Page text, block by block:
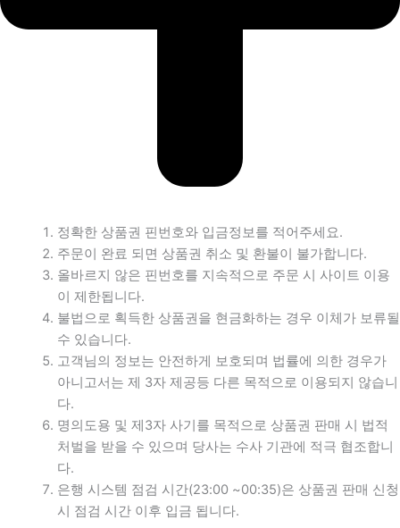
정확한 상품권 핀번호와 입금정보를 적어주세요.
주문이 완료 되면 상품권 취소 및 환불이 불가합니다.
올바르지 않은 핀번호를 지속적으로 주문 시 사이트 이용
이 제한됩니다.
불법으로 획득한 상품권을 현금화하는 경우 이체가 보류될
수 있습니다.
고객님의 정보는 안전하게 보호되며 법률에 의한 경우가
아니고서는 제 3자 제공등 다른 목적으로 이용되지 않습니
다.
명의도용 및 제3자 사기를 목적으로 상품권 판매 시 법적
처벌을 받을 수 있으며 당사는 수사 기관에 적극 협조합니
다.
은행 시스템 점검 시간(23:00 ~00:35)은 상품권 판매 신청
시 점검 시간 이후 입금 됩니다.